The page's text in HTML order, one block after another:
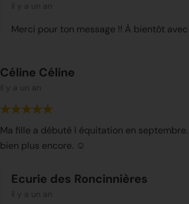
il y a un an
Merci pour ton message !! À bientôt
Céline Céline
il y a un an
Ma fille a débuté l équitation en
bien plus encore. ☺️
Ecurie des Roncinnières
il y a un an